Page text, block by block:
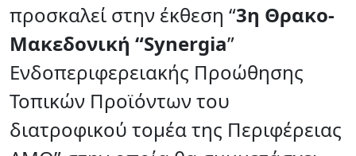
προσκαλεί στην έκθεση “3η Θρακο-
Μακεδονική “Synergia”
Ενδοπεριφερειακής Προώθησης
Τοπικών Προϊόντων του
διατροφικού τομέα της Περιφέρειας